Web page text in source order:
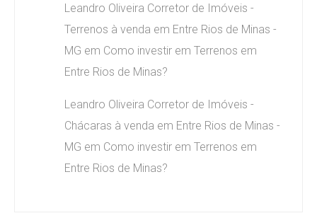
Leandro Oliveira Corretor de Imóveis -
Terrenos à venda em Entre Rios de Minas -
MG em Como investir em Terrenos em
Entre Rios de Minas?
Leandro Oliveira Corretor de Imóveis -
Chácaras à venda em Entre Rios de Minas -
MG em Como investir em Terrenos em
Entre Rios de Minas?